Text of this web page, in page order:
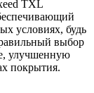
TXL
условиях, будь
выбор
улучшенную
покрытия.